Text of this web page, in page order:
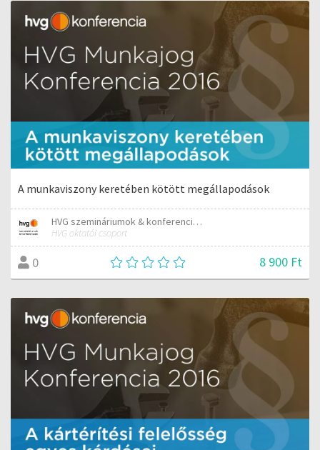
A munkaviszony keretében kötött megállapodások
HVG szemináriumok & konferenciák
HVG oktatói csoport
0 8 900 Ft